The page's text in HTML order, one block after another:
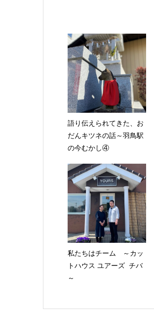
語り伝えられてきた、お
だんキツネの話～羽鳥駅
の今むかし④
私たちはチーム ～カッ
トハウス ユアーズ チバ
～